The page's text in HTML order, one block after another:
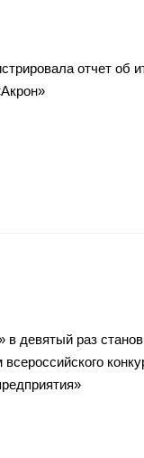
отчет об
девятый раз
всероссийского